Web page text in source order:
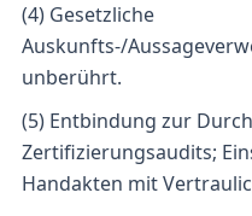
(4) Gesetzliche
Auskunfts-/
unberührt.
(5) Entbindung zur
Zertifizierungsaudits;
Handakten mit